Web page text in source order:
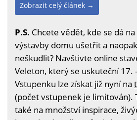
Zobrazit celý článek →
P.S. Chcete vědět, kde se dá
výstavby domu ušetřit a
neškudlit? Navštivte online
Veleton, který se uskuteční 17.
Vstupenku lze získat již nyní na
(počet vstupenek je limitován).
také na množství inspirace,